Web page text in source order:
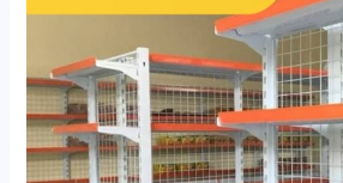
Kota
Bandung
–
Inovasi
Desain
Trendy